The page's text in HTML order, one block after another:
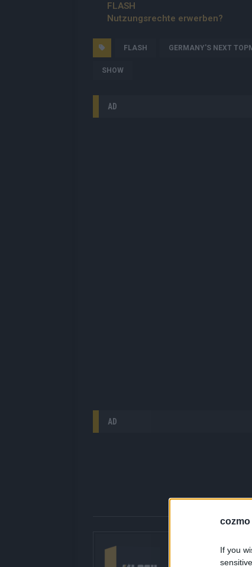
cozmo
If you
FLASH
Nutzungsrechte erwerben?
FLASH GERMANY'S NEXT
SHOW
AD
AD
Hier gibt’s die